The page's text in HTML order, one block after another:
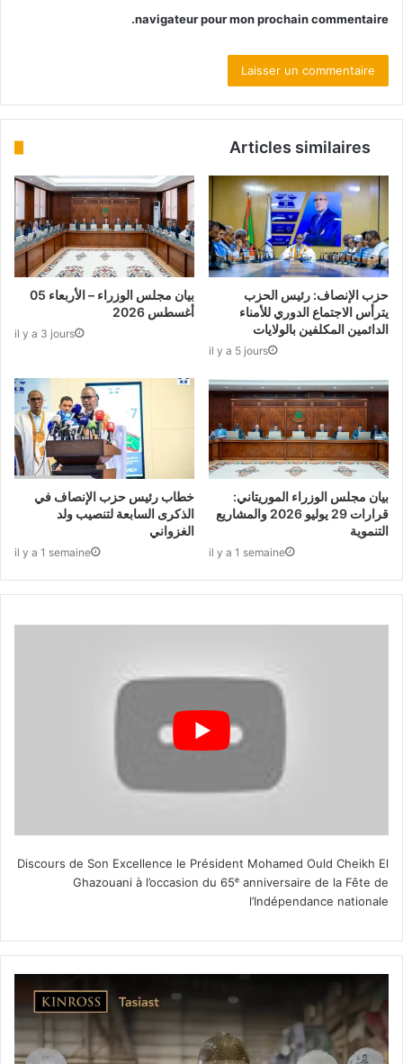
navigateur pour mon prochain commentaire.
Articles similaires
بيان مجلس الوزراء – الأربعاء 05
أغسطس 2026
il y a 3 jours
حزب الإنصاف: رئيس الحزب
يترأس الاجتماع الدوري للأمناء
الدائمين المكلفين بالولايات
il y a 5 jours
خطاب رئيس حزب الإنصاف في
الذكرى السابعة لتنصيب ولد
الغزواني
il y a 1 semaine
بيان مجلس الوزراء الموريتاني:
قرارات 29 يوليو 2026 والمشاريع
التنموية
il y a 1 semaine
Discours de Son Excellence le Président Mohamed Ould Cheikh El
Ghazouani à l’occasion du 65ᵉ anniversaire de la Fête de
l’Indépendance nationale